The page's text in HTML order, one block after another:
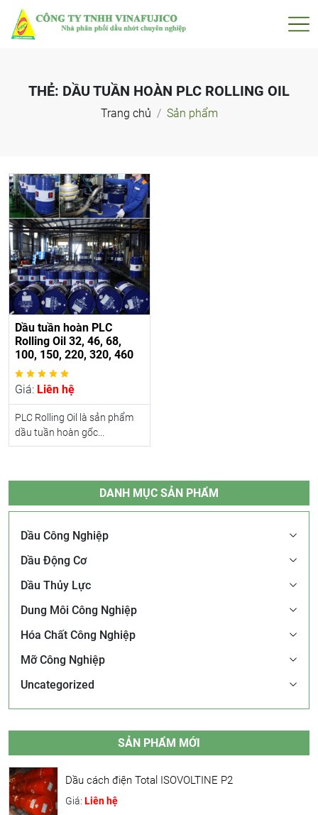
THẺ: DẦU TUẦN HOÀN PLC ROLLING OIL
Trang chủ Sản phẩm
Dầu tuần hoàn PLC
Rolling Oil 32, 46, 68,
100, 150, 220, 320, 460
Giá: Liên hệ
PLC Rolling Oil là sản phẩm
dầu tuần hoàn gốc...
DANH MỤC SẢN PHẨM
Dầu Công Nghiệp
Dầu Động Cơ
Dầu Thủy Lực
Dung Môi Công Nghiệp
Hóa Chất Công Nghiệp
Mỡ Công Nghiệp
Uncategorized
SẢN PHẨM MỚI
Dầu cách điện Total ISOVOLTINE P2
Giá: Liên hệ